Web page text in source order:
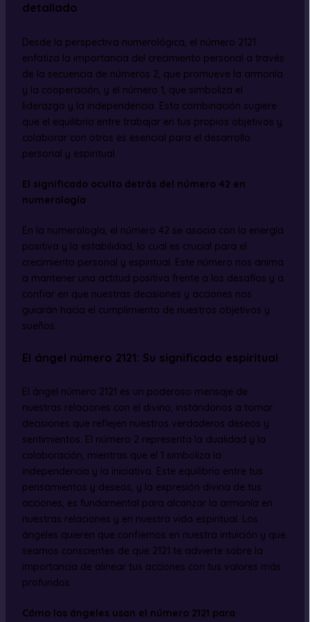
detallado
Desde la perspectiva numerológica, el número 2121
enfatiza la importancia del crecimiento personal a través
de la secuencia de números 2, que promueve la armonía
y la cooperación, y el número 1, que simboliza el
liderazgo y la independencia. Esta combinación sugiere
que el equilibrio entre trabajar en tus propios objetivos y
colaborar con otros es esencial para el desarrollo
personal y espiritual.
El significado oculto detrás del número 42 en
numerología
En la numerología, el número 42 se asocia con la energía
positiva y la estabilidad, lo cual es crucial para el
crecimiento personal y espiritual. Este número nos anima
a mantener una actitud positiva frente a los desafíos y a
confiar en que nuestras decisiones y acciones nos
guiarán hacia el cumplimiento de nuestros objetivos y
sueños.
El ángel número 2121: Su significado espiritual
El ángel número 2121 es un poderoso mensaje de
nuestras relaciones con el divino, instándonos a tomar
decisiones que reflejen nuestros verdaderos deseos y
sentimientos. El número 2 representa la dualidad y la
colaboración, mientras que el 1 simboliza la
independencia y la iniciativa. Este equilibrio entre tus
pensamientos y deseos, y la expresión divina de tus
acciones, es fundamental para alcanzar la armonía en
nuestras relaciones y en nuestra vida espiritual. Los
ángeles quieren que confiemos en nuestra intuición y que
seamos conscientes de que 2121 te advierte sobre la
importancia de alinear tus acciones con tus valores más
profundos.
Cómo los ángeles usan el número 2121 para